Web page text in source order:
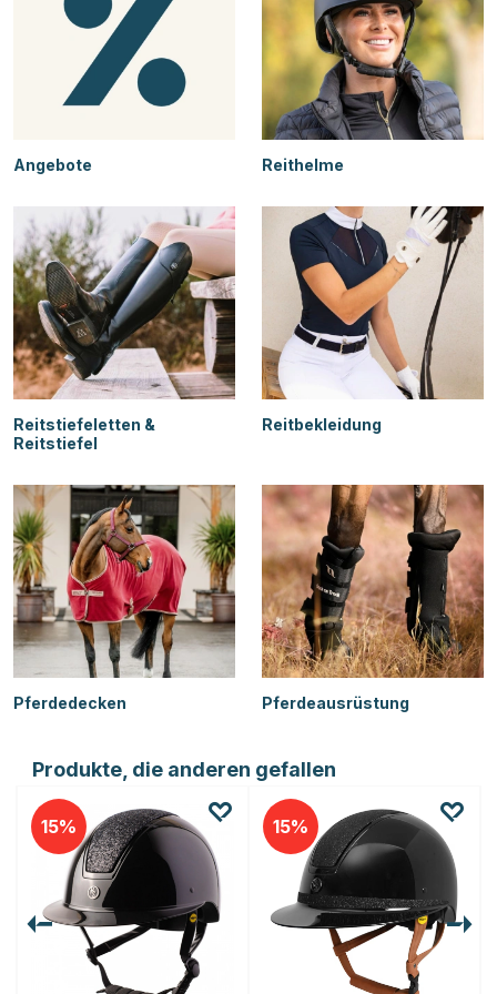
Angebote Reithelme
Reitstiefeletten &
Reitstiefel
Reitbekleidung
Pferdedecken Pferdeausrüstung
Produkte, die anderen gefallen
15 15